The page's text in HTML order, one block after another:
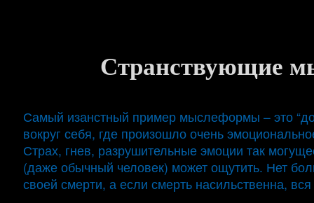
Странствующие
Самый изанстный пример мыслеформы – это
вокруг себя, где произошло очень
Страх, гнев, разрушительные эмоции так
(даже обычный человек) может ощутить. Нет
своей смерти, а если смерть насильственна,